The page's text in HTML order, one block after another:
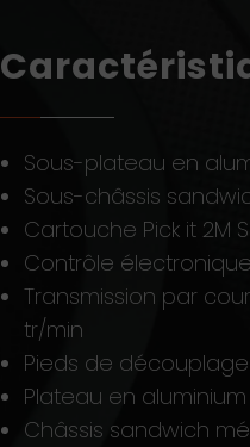
Sous-plateau en
Sous-châssis
Cartouche Pick it 2M
Contrôle
Transmission par
tr/min
Pieds de
Plateau en
Châssis sandwich